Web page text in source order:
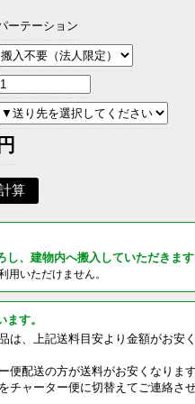
ーテーション
円
し、建物内へ搬入していただきま
いただけません。
す。
は、上記送料目安より金額がお安
便配送の方が送料がお安くなりま
チャーター便に切替えてご連絡さ